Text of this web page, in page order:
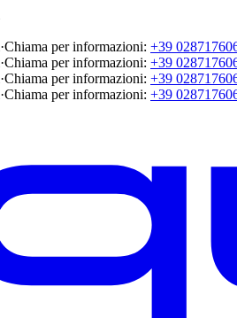
·Chiama per informazioni: +39
·Chiama per informazioni: +39
·Chiama per informazioni: +39
·Chiama per informazioni: +39